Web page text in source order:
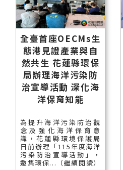
全臺首座OECMs生
態港見證產業與自
然共生 花蓮縣環保
局辦理海洋污染防
治宣導活動 深化海
洋保育知能
為提升海洋污染防治觀
念及強化海洋保育意
識，花蓮縣環境保護局
日前辦理「115年度海洋
污染防治宣導活動」，
邀集環保...（繼續閱讀）